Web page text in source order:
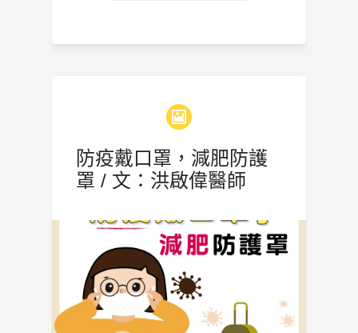
防疫戴口罩，減肥防護
罩 / 文：洪啟偉醫師